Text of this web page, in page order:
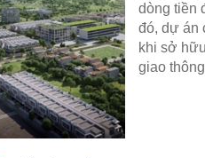
dòng tiền
đó, dự án
khi sở
giao